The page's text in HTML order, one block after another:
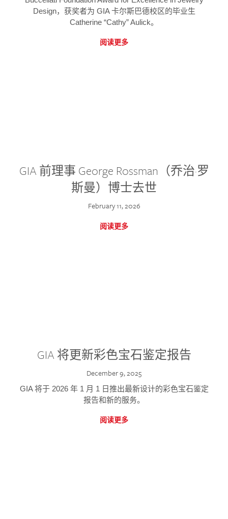
Design，获奖者为 GIA 卡尔斯巴德校区的毕业生
Catherine “Cathy” Aulick。
阅读更多
GIA 前理事 George Rossman（乔治·罗
斯曼）博士去世
February 11, 2026
阅读更多
GIA 将更新彩色宝石鉴定报告
December 9, 2025
GIA 将于 2026 年 1 月 1 日推出最新设计的彩色宝石鉴定
报告和新的服务。
阅读更多